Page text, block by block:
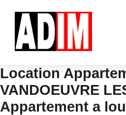
Location
VANDOEUVRE
Appartement a